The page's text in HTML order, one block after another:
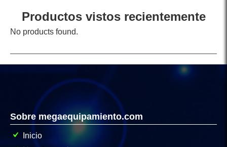
Productos vistos recientemente
No products found.
Sobre megaequipamiento.com
Inicio